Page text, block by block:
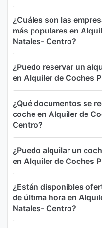
¿Cuáles son las
más populares en
Natales- Centro?
¿Puedo reservar un
en Alquiler de Coches
¿Qué documentos se
coche en Alquiler de
Centro?
¿Puedo alquilar un
en Alquiler de Coches
¿Están disponibles
de última hora en
Natales- Centro?